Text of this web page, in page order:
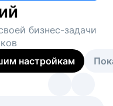
бизнес-задачи
настройкам